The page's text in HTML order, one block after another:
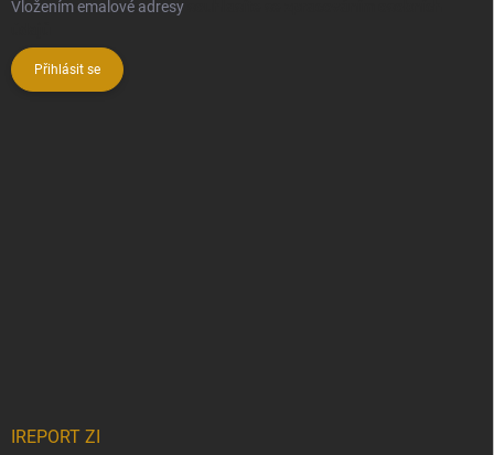
Vložením emalové adresy
Přihlásit se
IREPORT ZI